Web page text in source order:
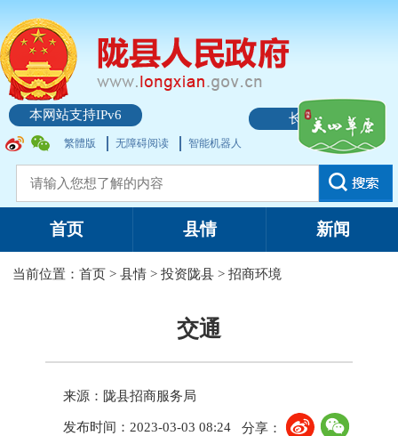
本网站支持IPv6 长者模式
繁體版 无障碍阅读 智能机器人
首页 县情 新闻
当前位置：首页 >县情 >投资陇县 >招商环境
交通
来源：陇县招商服务局
发布时间：2023-03-03 08:24 分享：